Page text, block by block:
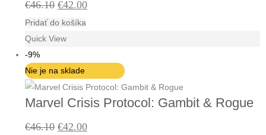
€46.10 Pôvodná
cena
bola:
€46.10.
€42.00Aktuálna
€42.00.
Pridať do košíka
Quick View
-9%
Nie je na sklade
Marvel Crisis Protocol: Gambit & Rogue
€46.10 Pôvodná
€42.00Aktuálna